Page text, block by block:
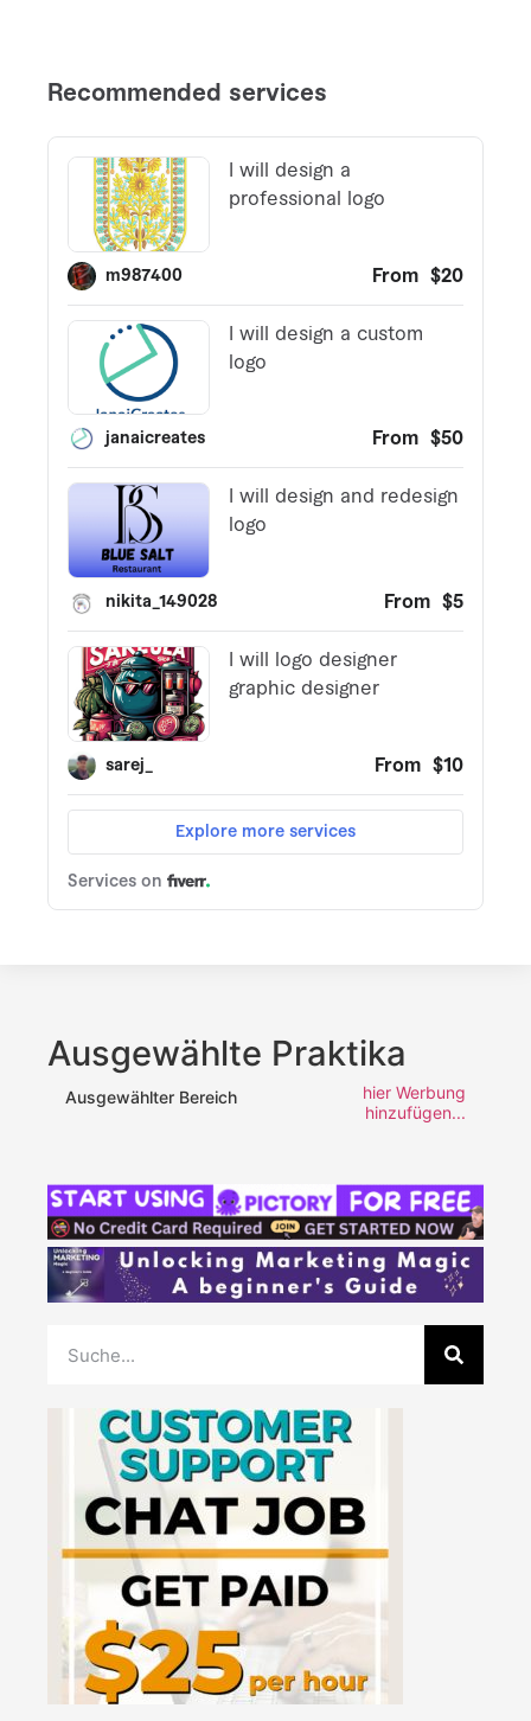
Ausgewählte Praktika
Ausgewählter Bereich
hier Werbung
hinzufügen...